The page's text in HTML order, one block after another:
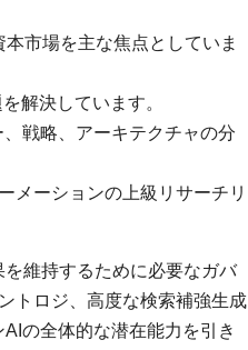
市場を主な焦点としていま
解決しています。
戦略、アーキテクチャの分
メーションの上級リサーチリ
維持するために必要なガバ
トロジ、高度な検索補強生成
の全体的な潜在能力を引き